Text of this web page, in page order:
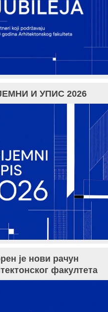
И УПИС 2026
је нови рачун
факултета